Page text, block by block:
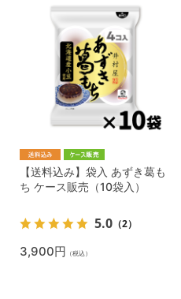
【送料込み】袋入 あずき葛も
ち ケース販売（10袋入）
5.0 （2）
3,900円 （税込）